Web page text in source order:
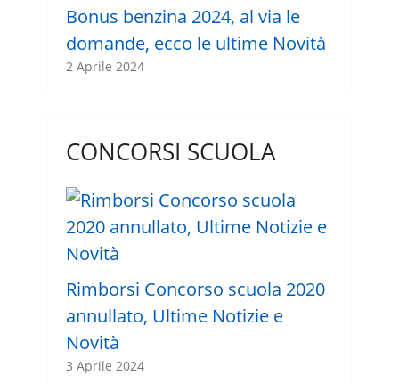
Bonus benzina 2024, al via le
domande, ecco le ultime Novità
2 Aprile 2024
CONCORSI SCUOLA
Rimborsi Concorso scuola 2020
annullato, Ultime Notizie e
Novità
3 Aprile 2024